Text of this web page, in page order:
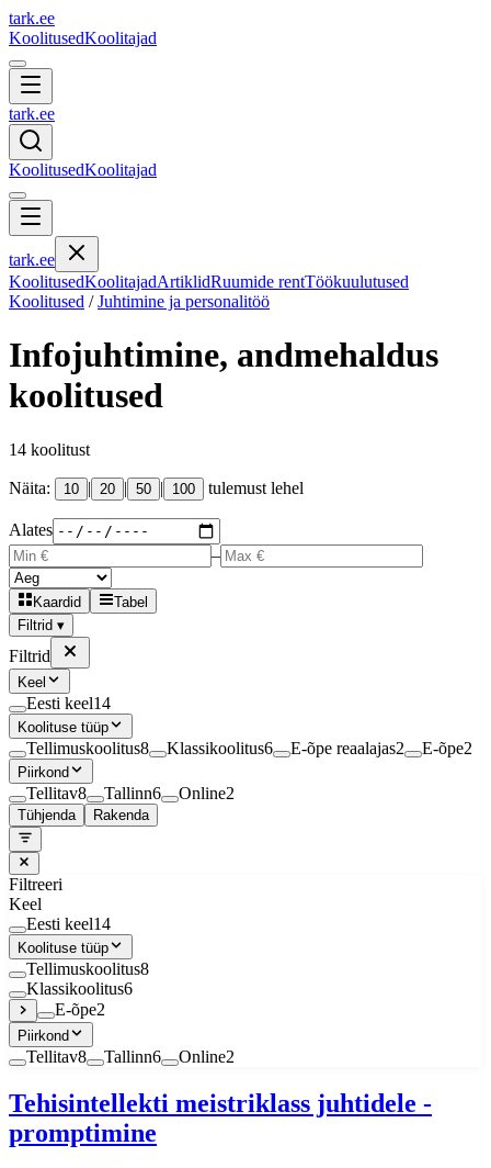
tark.ee
KoolitusedKoolitajad
tark.ee
KoolitusedKoolitajad
tark.ee
KoolitusedKoolitajadArtiklidRuumide rentTöökuulutused
Koolitused /Juhtimine ja personalitöö
Infojuhtimine, andmehaldus
koolitused
14 koolitust
Näita: 10 | 20 | 50 | 100 tulemust lehel
Alates
–
Kaardid
Tabel
Filtrid ▾
Filtrid
Keel
Eesti keel14
Koolituse tüüp
Tellimuskoolitus8 Klassikoolitus6 E-õpe reaalajas2 E-õpe2
Piirkond
Tellitav8 Tallinn6 Online2
Tühjenda Rakenda
Filtreeri
Keel
Eesti keel14
Koolituse tüüp
Tellimuskoolitus8
Klassikoolitus6
E-õpe2
Piirkond
Tellitav8 Tallinn6 Online2
Tehisintellekti meistriklass juhtidele -
promptimine